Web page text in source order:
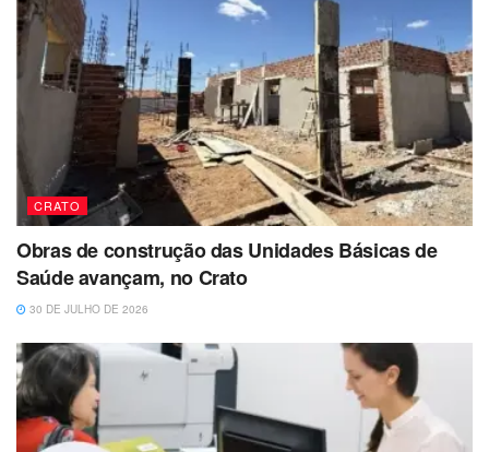
CRATO
Obras de construção das Unidades Básicas de
Saúde avançam, no Crato
30 DE JULHO DE 2026